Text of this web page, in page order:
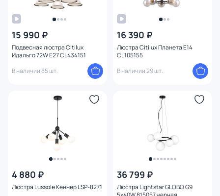
15 990 ₽
Подвесная люстра Citilux
Идальго 72W E27 CL434151
В наличии 85 шт.
16 390 ₽
Люстра Citilux Планета E14
CL105155
В наличии 29 шт.
4 880 ₽
Люстра Lussole Кеннер LSP-8271
36 799 ₽
Люстра Lightstar GLOBO G9
Количество плафонов
Оформление
Функции
Степень пыле-влагозащиты
Конструкция